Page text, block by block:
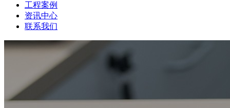
工程案例
资讯中心
联系我们